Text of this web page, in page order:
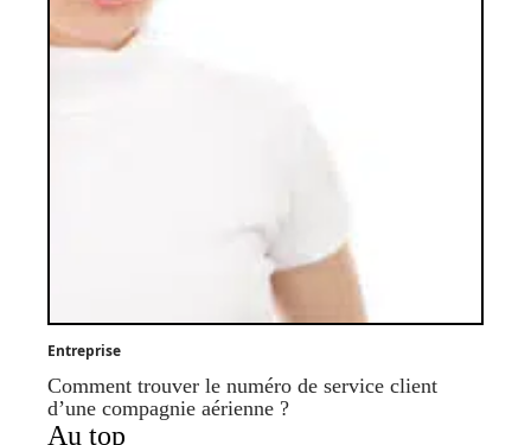
Entreprise
Comment trouver le numéro de service client
d’une compagnie aérienne ?
Au top